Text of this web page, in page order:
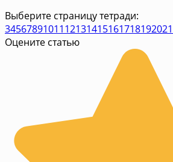
Выберите страницу тетради:
3456789101112131415161718192021
Оцените статью